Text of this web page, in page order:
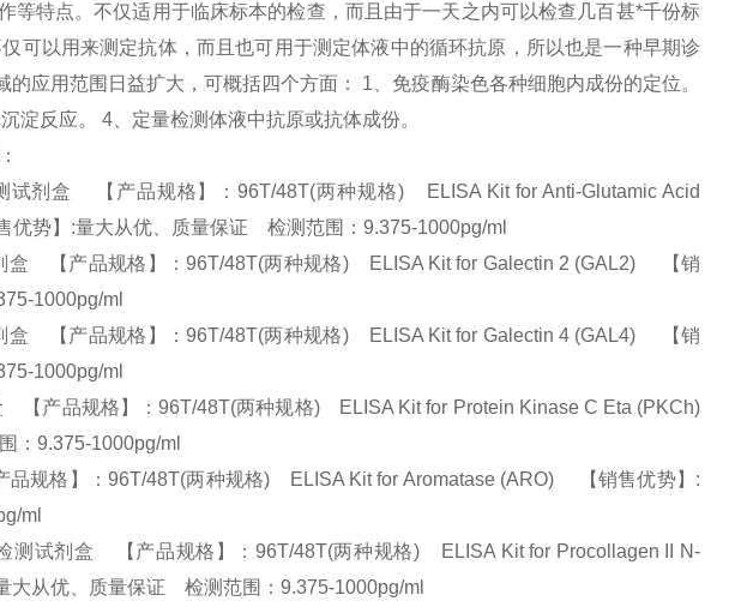
等特点。不仅适用于临床标本的检查，而且由于一天之内可以检查几百甚*千份标
可以用来测定抗体，而且也可用于测定体液中的循环抗原，所以也是一种早期诊
应用范围日益扩大，可概括四个方面： 1、免疫酶染色各种细胞内成份的定位。
淀反应。 4、定量检测体液中抗原或抗体成份。
剂盒 【产品规格】：96T/48T(两种规格) ELISA Kit for Anti-Glutamic Acid
优势】:量大从优、质量保证 检测范围：9.375-1000pg/ml
盒 【产品规格】：96T/48T(两种规格) ELISA Kit for Galectin 2 (GAL2) 【销
1000pg/ml
盒 【产品规格】：96T/48T(两种规格) ELISA Kit for Galectin 4 (GAL4) 【销
1000pg/ml
产品规格】：96T/48T(两种规格) ELISA Kit for Protein Kinase C Eta (PKCh)
：9.375-1000pg/ml
规格】：96T/48T(两种规格) ELISA Kit for Aromatase (ARO) 【销售优势】:
ml
测试剂盒 【产品规格】：96T/48T(两种规格) ELISA Kit for Procollagen II N-
大从优、质量保证 检测范围：9.375-1000pg/ml